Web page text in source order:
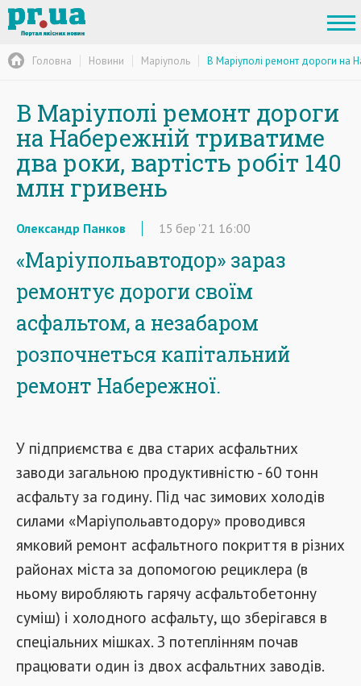
Головна Новини Маріуполь В Маріуполі ремонт дороги на
В Маріуполі ремонт дороги
на Набережній триватиме
два роки, вартість робіт 140
млн гривень
Олександр Панков 15 бер '21 16:00
«Маріупольавтодор» зараз
ремонтує дороги своїм
асфальтом, а незабаром
розпочнеться капітальний
ремонт Набережної.
У підприємства є два старих асфальтних
заводи загальною продуктивністю - 60 тонн
асфальту за годину. Під час зимових холодів
силами «Маріупольавтодору» проводився
ямковий ремонт асфальтного покриття в різних
районах міста за допомогою рециклера (в
ньому виробляють гарячу асфальтобетонну
суміш) і холодного асфальту, що зберігався в
спеціальних мішках. З потеплінням почав
працювати один із двох асфальтних заводів.